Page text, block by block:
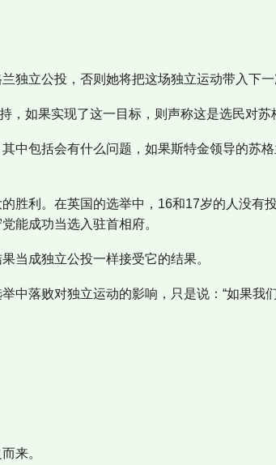
独立公投，否则她将把这场独立运动带入下一
如果实现了这一目标，则声称这是选民对苏
中包括会有什么问题，如果斯特金领导的苏
胜利。在英国的选举中，16和17岁的人没有
能成功当选入驻首相府。
当成独立公投一样接受它的结果。
中落败对独立运动的影响，只是说：“如果我
来。